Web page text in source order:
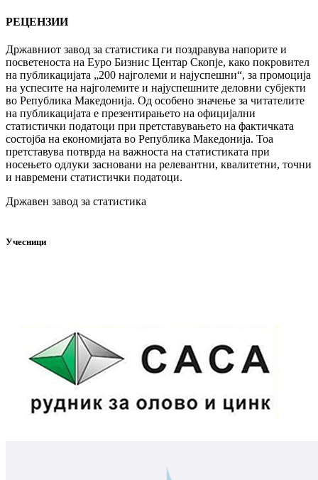
РЕЦЕНЗИИ
Државниот завод за статистика ги поздравува напорите и
посветеноста на Еуро Бизнис Центар Скопје, како покровител
на публикацијата „200 најголеми и најуспешни“, за промоција
на успесите на најголемите и најуспешните деловни субјекти
во Република Македонија. Од особено значење за читателите
на публикацијата е презентирањето на официјални
статистички податоци при претставувањето на фактичката
состојба на економијата во Република Македонија. Тоа
претставува потврда на важноста на статистиката при
носењето одлуки засновани на релевантни, квалитетни, точни
и навремени статистички податоци.
Државен завод за статистика
Учесници